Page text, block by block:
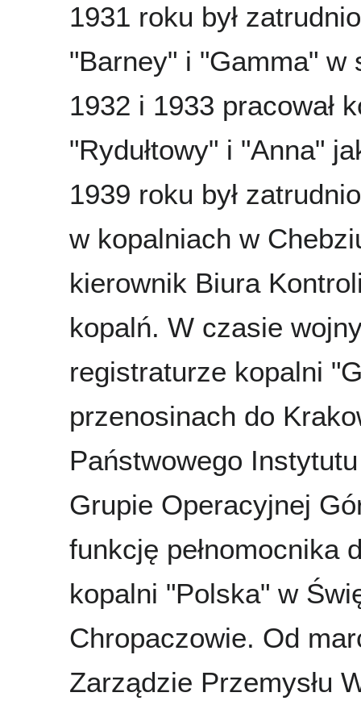
1931 roku był
"Barney" i "Gamma" w
1932 i 1933 pracował
"Rydułtowy" i "Anna"
1939 roku był
w kopalniach w
kierownik Biura
kopalń. W czasie
registraturze kopalni
przenosinach do
Państwowego
Grupie Operacyjnej
funkcję pełnomocnika
kopalni "Polska" w
Chropaczowie. Od
Zarządzie Przemysłu